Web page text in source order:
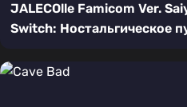
JALECOlle Famicom Ver.
Switch: Ностальгическое